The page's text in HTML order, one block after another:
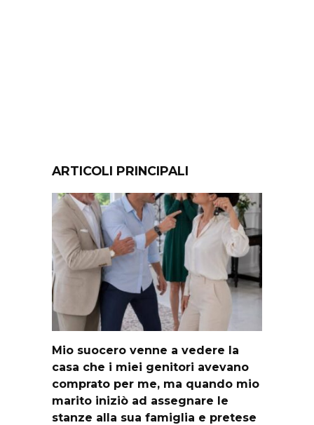
ARTICOLI PRINCIPALI
Mio suocero venne a vedere la
casa che i miei genitori avevano
comprato per me, ma quando mio
marito iniziò ad assegnare le
stanze alla sua famiglia e pretese